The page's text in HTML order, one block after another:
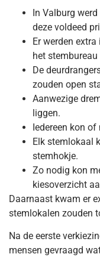
In Valburg
deze voldeed
Er werden
het stembureau
De
zouden open
Aanwezige
liggen.
Iedereen kon
Elk stemlokaal
stemhokje.
Zo nodig kon
kiesoverzicht
Daarnaast kwam er
stemlokalen zouden
Na de eerste
mensen gevraagd